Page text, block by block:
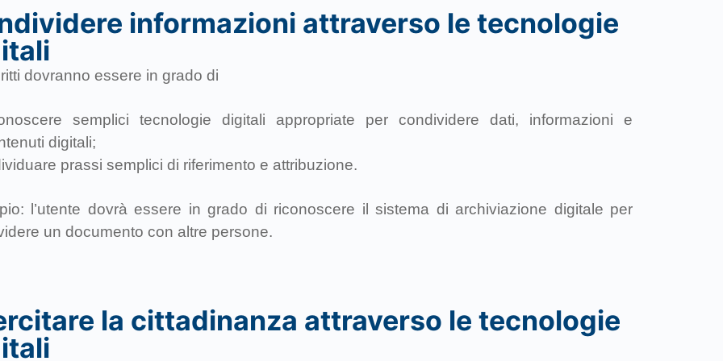
informazioni attraverso le tecnologie
dovranno essere in grado di
semplici tecnologie digitali appropriate per condividere dati, informazioni e
digitali;
prassi semplici di riferimento e attribuzione.
l’utente dovrà essere in grado di riconoscere il sistema di archiviazione digitale per
un documento con altre persone.
la cittadinanza attraverso le tecnologie